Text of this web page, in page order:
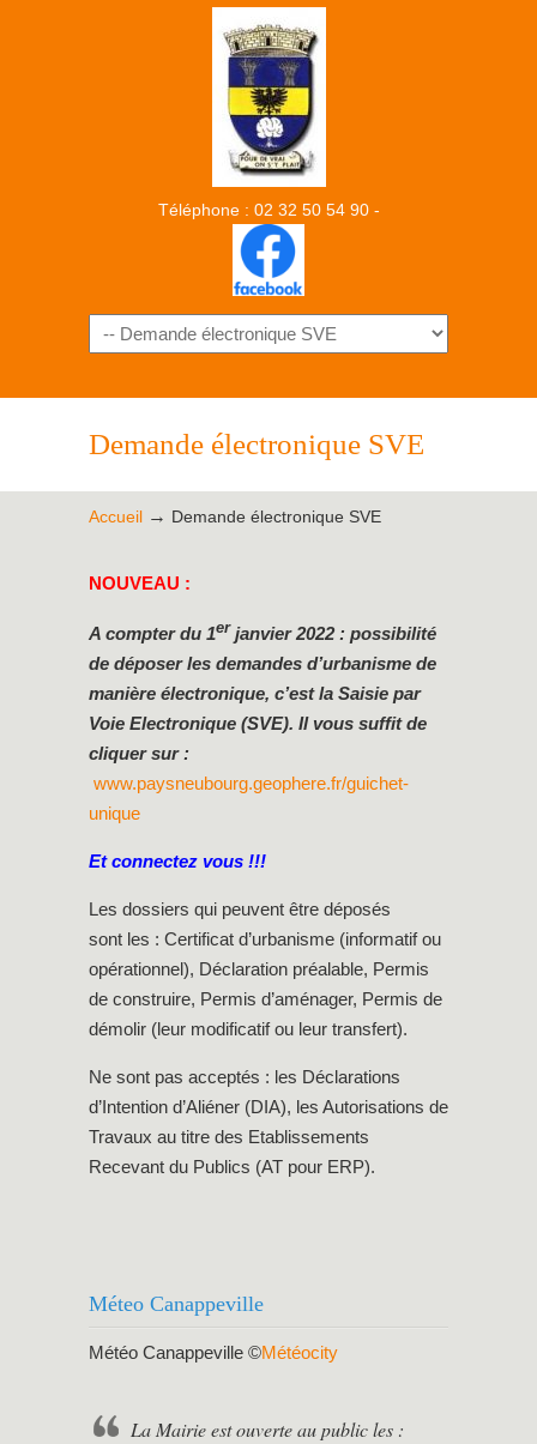
Téléphone : 02 32 50 54 90 -
Demande électronique SVE
Accueil → Demande électronique SVE
NOUVEAU :
A compter du 1erjanvier 2022 : possibilité
de déposer les demandes d’urbanisme de
manière électronique, c’est la Saisie par
Voie Electronique (SVE). Il vous suffit de
cliquer sur :
www.paysneubourg.geophere.fr/guichet-
unique
Et connectez vous !!!
Les dossiers qui peuvent être déposés
sont les : Certificat d’urbanisme (informatif ou
opérationnel), Déclaration préalable, Permis
de construire, Permis d’aménager, Permis de
démolir (leur modificatif ou leur transfert).
Ne sont pas acceptés : les Déclarations
d’Intention d’Aliéner (DIA), les Autorisations de
Travaux au titre des Etablissements
Recevant du Publics (AT pour ERP).
Méteo Canappeville
Météo Canappeville ©Météocity
La Mairie est ouverte au public les :